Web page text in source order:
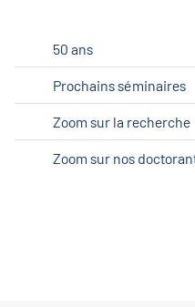
50 ans
Prochains séminaires
Zoom sur la recherche
Zoom sur nos